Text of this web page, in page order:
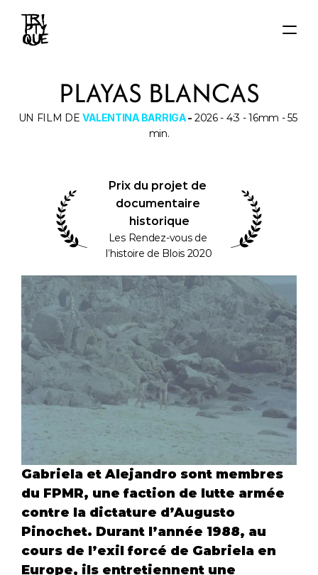
ACTUS
FILMS PLAYAS BLANCAS
UN FILM DE VALENTINA BARRIGA - 2026 - 4:3 - 16mm - 55
min.
Prix du projet de
documentaire
historique
Les Rendez-vous de
l’histoire de Blois 2020
Gabriela et Alejandro sont membres
du FPMR, une faction de lutte armée
contre la dictature d’Augusto
Pinochet. Durant l’année 1988, au
cours de l’exil forcé de Gabriela en
Europe, ils entretiennent une